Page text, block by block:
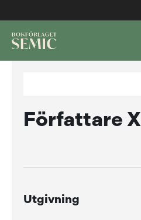
Författare X
Utgivning